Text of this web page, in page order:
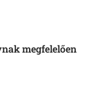
megfelelően